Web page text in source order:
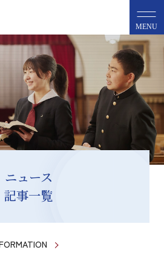
MENU
ニュース
記事一覧